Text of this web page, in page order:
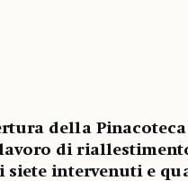
della
di
siete intervenuti e